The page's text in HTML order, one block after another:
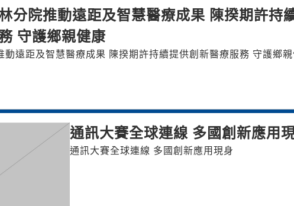
分院推動遠距及智慧醫療成果 陳揆期許持
守護鄉親健康
動遠距及智慧醫療成果 陳揆期許持續提供創新醫療服務 守護鄉
通訊大賽全球連線 多國創新應用
通訊大賽全球連線 多國創新應用現身